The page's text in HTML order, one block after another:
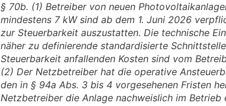
§ 70b. (1) Betreiber von neuen
mindestens 7 kW sind ab dem 1. Juni 2026
zur Steuerbarkeit auszustatten. Die technische
näher zu definierende standardisierte
Steuerbarkeit anfallenden Kosten sind vom
(2) Der Netzbetreiber hat die operative
den in § 94a Abs. 3 bis 4 vorgesehenen Fristen
Netzbetreiber die Anlage nachweislich im